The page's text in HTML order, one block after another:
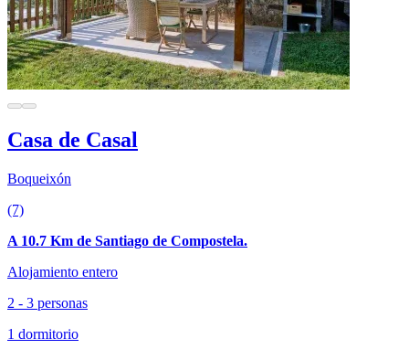
Casa de Casal
Boqueixón
(7)
A 10.7 Km de Santiago de Compostela.
Alojamiento entero
2 - 3 personas
1 dormitorio